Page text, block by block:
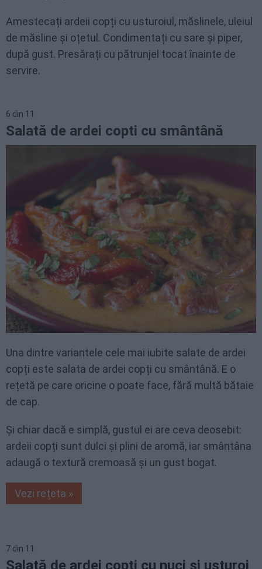
Amestecați ardeii copți cu usturoiul, măslinele, uleiul
de măsline și oțetul. Condimentați cu sare și piper,
după gust. Presărați cu pătrunjel tocat înainte de
servire.
6 din 11
Salată de ardei copti cu smântână
Una dintre variantele cele mai iubite salate de ardei
copți este salata de ardei copți cu smântână. E o
rețetă pe care oricine o poate face, fără multă bătaie
de cap.
Și chiar dacă e simplă, gustul ei are ceva deosebit:
ardeii copți sunt dulci și plini de aromă, iar smântâna
adaugă o textură cremoasă și un gust bogat.
Vezi rețeta »
7 din 11
Salată de ardei copți cu nuci și usturoi